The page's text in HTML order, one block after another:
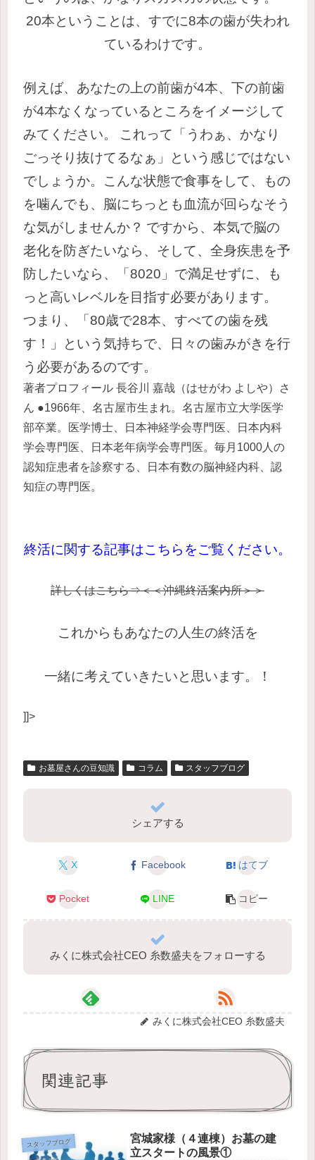
20本ということは、すでに8本の歯が失われ
ているわけです。
例えば、あなたの上の前歯が4本、下の前歯
が4本なくなっているところをイメージして
みてください。
これって「うわぁ、かなり
ごっそり抜けてるなぁ」という感じではない
でしょうか。こんな状態で食事をして、もの
を噛んでも、脳にちっとも血流が回らなそう
な気がしませんか？ ですから、本気で脳の
老化を防ぎたいなら、そして、全身疾患を予
防したいなら、「8020」で満足せずに、も
っと高いレベルを目指す必要があります。
つまり、「80歳で28本、すべての歯を残
す！」という気持ちで、日々の歯みがきを行
う必要があるのです。
著者プロフィール 長谷川 嘉哉（はせがわ よしや）さ
ん ●1966年、名古屋市生まれ。名古屋市立大学医学
部卒業。医学博士、日本神経学会専門医、日本内科
学会専門医、日本老年病学会専門医。毎月1000人の
認知症患者を診察する、日本有数の脳神経内科、認
知症の専門医。
終活に関する記事はこちらをご覧ください。
詳しくはこちら⇒＜＜沖縄終活案内所＞＞
これからもあなたの人生の終活を
一緒に考えていきたいと思います。！
]]>
お墓屋さんの豆知識 コラム スタッフブログ
シェアする
X Facebook はてブ
Pocket LINE コピー
みくに株式会社CEO 糸数盛夫をフォローする
みくに株式会社CEO 糸数盛夫
関連記事
スタッフブログ
宮城家様（４連棟）お墓の建
立スタートの風景①